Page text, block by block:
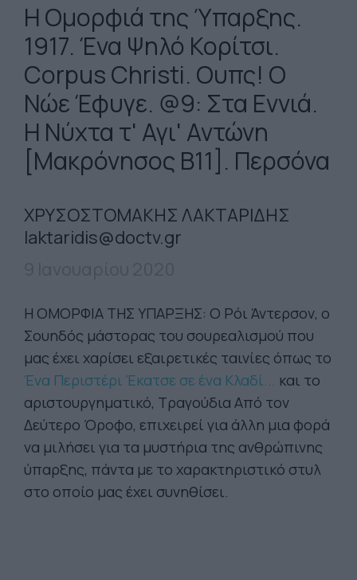
Η Ομορφιά της Ύπαρξης.
1917. Ένα Ψηλό Κορίτσι.
Corpus Christi. Ουπς! Ο
Νώε Έφυγε. @9: Στα Εννιά.
Η Νύχτα τ' Αγι' Αντώνη
[Μακρόνησος Β11]. Περσόνα
ΧΡΥΣΟΣΤΟΜΑΚΗΣ ΛΑΚΤΑΡΙΔΗΣ
laktaridis@doctv.gr
Η ΟΜΟΡΦΙΑ ΤΗΣ ΥΠΑΡΞΗΣ: Ο Ρόι Άντερσον, ο
Σουηδός μάστορας του σουρεαλισμού που
μας έχει χαρίσει εξαιρετικές ταινίες όπως το
Ένα Περιστέρι Έκατσε σε ένα Κλαδί... και το
αριστουργηματικό, Τραγούδια Από τον
Δεύτερο Όροφο, επιχειρεί για άλλη μια φορά
να μιλήσει για τα μυστήρια της ανθρώπινης
ύπαρξης, πάντα με το χαρακτηριστικό στυλ
στο οποίο μας έχει συνηθίσει.